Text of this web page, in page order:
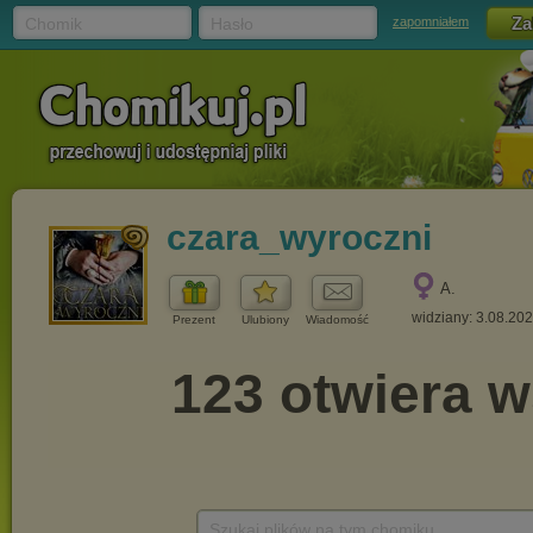
zapomniałem
czara_wyroczni
Prezent Ulubiony Wiadomość
A.
widziany: